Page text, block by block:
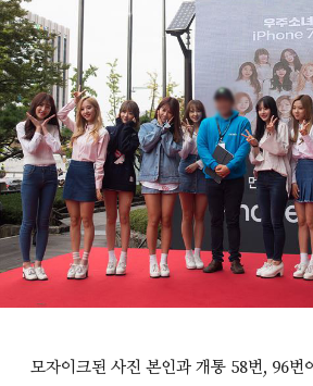
모자이크된 사진 본인과 개통 58번, 96번